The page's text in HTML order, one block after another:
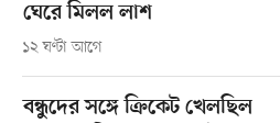
ঘেরে মিলল লাশ
১২ ঘণ্টা আগে
বন্ধুদের সঙ্গে ক্রিকেট খেলছিল